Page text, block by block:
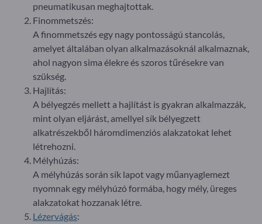
pneumatikusan meghajtottak.
Finommetszés:
A finommetszés egy nagy pontosságú stancolás,
amelyet általában olyan alkalmazásoknál alkalmaznak,
ahol nagyon sima élekre és szoros tűrésekre van
szükség.
Hajlítás:
A bélyegzés mellett a hajlítást is gyakran alkalmazzák,
mint olyan eljárást, amellyel sík bélyegzett
alkatrészekből háromdimenziós alakzatokat lehet
létrehozni.
Mélyhúzás:
A mélyhúzás során sík lapot vagy műanyaglemezt
nyomnak egy mélyhúzó formába, hogy mély, üreges
alakzatokat hozzanak létre.
Lézervágás: